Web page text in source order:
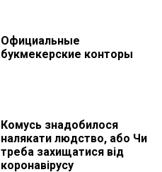
Официальные
букмекерские конторы
Комусь знадобилося
налякати людство, або Чи
треба захищатися від
коронавірусу